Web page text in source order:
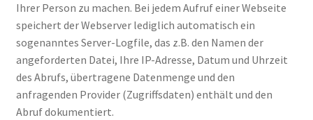
Caixa
Carrello
Cart
Ihrer Person zu machen. Bei jedem Aufruf einer Webseite
speichert der Webserver lediglich automatisch ein
sogenanntes Server-Logfile, das z.B. den Namen der
angeforderten Datei, Ihre IP-Adresse, Datum und Uhrzeit
des Abrufs, übertragene Datenmenge und den
anfragenden Provider (Zugriffsdaten) enthält und den
Abruf dokumentiert.